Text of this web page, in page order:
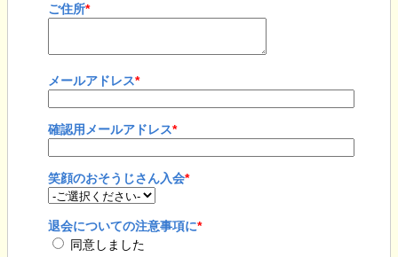
ご住所*
メールアドレス*
確認用メールアドレス*
笑顔のおそうじさん入会*
退会についての注意事項に*
同意しました